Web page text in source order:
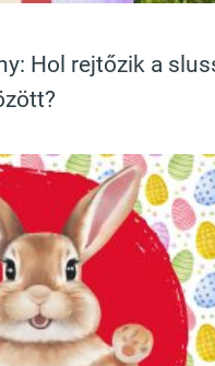
Hol rejtőzik a